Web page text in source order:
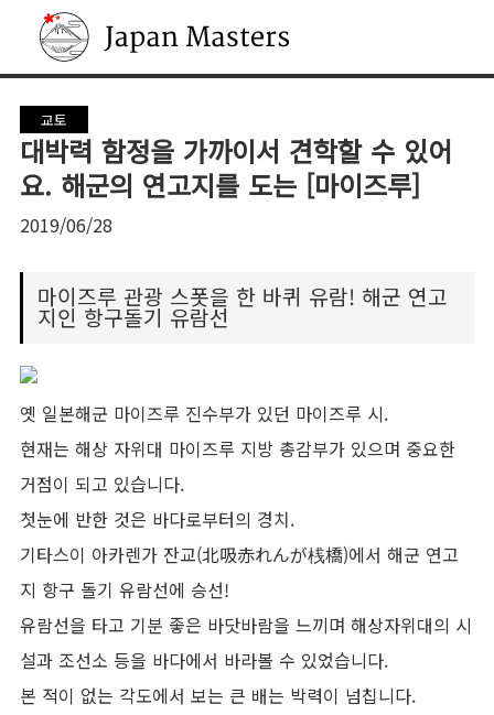
Japan Masters
교토
대박력 함정을 가까이서 견학할 수 있어
요. 해군의 연고지를 도는 [마이즈루]
2019/06/28
마이즈루 관광 스폿을 한 바퀴 유람! 해군 연고
지인 항구돌기 유람선
옛 일본해군 마이즈루 진수부가 있던 마이즈루 시.
현재는 해상 자위대 마이즈루 지방 총감부가 있으며 중요한
거점이 되고 있습니다.
첫눈에 반한 것은 바다로부터의 경치.
기타스이 아카렌가 잔교(北吸赤れんが桟橋)에서 해군 연고
지 항구 돌기 유람선에 승선!
유람선을 타고 기분 좋은 바닷바람을 느끼며 해상자위대의 시
설과 조선소 등을 바다에서 바라볼 수 있었습니다.
본 적이 없는 각도에서 보는 큰 배는 박력이 넘칩니다.